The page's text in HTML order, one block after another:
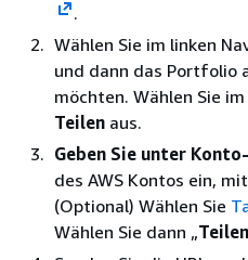
.
Wählen Sie im linken
und dann das Portfolio
möchten. Wählen Sie im
Teilen aus.
Geben Sie unter
des AWS Kontos ein,
(Optional) Wählen Sie
Wählen Sie dann „Teilen